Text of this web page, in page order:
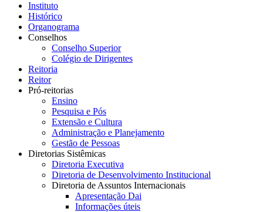
Instituto
Histórico
Organograma
Conselhos
Conselho Superior
Colégio de Dirigentes
Reitoria
Reitor
Pró-reitorias
Ensino
Pesquisa e Pós
Extensão e Cultura
Administração e Planejamento
Gestão de Pessoas
Diretorias Sistêmicas
Diretoria Executiva
Diretoria de Desenvolvimento Institucional
Diretoria de Assuntos Internacionais
Apresentação Dai
Informações úteis